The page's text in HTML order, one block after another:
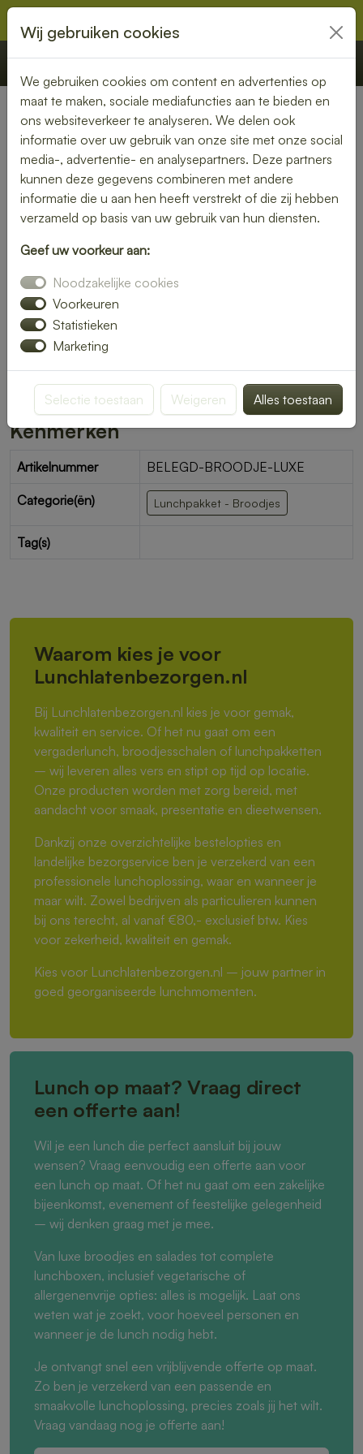
€ 0,00 Offerte Bestellen
« Terug naar Lunchpakket - Broodjes
Belegd broodje - Luxe
€ 4,13
Aantal:
Toevoegen aan de winkelwagen
Kenmerken
Artikelnummer BELEGD-BROODJE-LUXE
Categorie(ën) Lunchpakket - Broodjes
Tag(s)
Waarom kies je voor
Lunchlatenbezorgen.nl
Bij Lunchlatenbezorgen.nl kies je voor gemak,
kwaliteit en service. Of het nu gaat om een
vergaderlunch, broodjesschalen of lunchpakketten
– wij leveren alles vers en stipt op tijd op locatie.
Onze producten worden met zorg bereid, met
aandacht voor smaak, presentatie en dieetwensen.
Dankzij onze overzichtelijke bestelopties en
landelijke bezorgservice ben je verzekerd van een
professionele lunchoplossing, waar en wanneer je
maar wilt. Zowel bedrijven als particulieren kunnen
bij ons terecht, al vanaf €80,- exclusief btw. Kies
voor zekerheid, kwaliteit en gemak.
Kies voor Lunchlatenbezorgen.nl – jouw partner in
goed georganiseerde lunchmomenten.
Lunch op maat? Vraag direct
een offerte aan!
Wil je een lunch die perfect aansluit bij jouw
wensen? Vraag eenvoudig een offerte aan voor
een lunch op maat. Of het nu gaat om een zakelijke
bijeenkomst, evenement of feestelijke gelegenheid
– wij denken graag met je mee.
Van luxe broodjes en salades tot complete
lunchboxen, inclusief vegetarische of
allergenenvrije opties: alles is mogelijk. Laat ons
weten wat je zoekt, voor hoeveel personen en
wanneer je de lunch nodig hebt.
Je ontvangt snel een vrijblijvende offerte op maat.
Zo ben je verzekerd van een passende en
smaakvolle lunchoplossing, precies zoals jij het wilt.
Vraag vandaag nog je offerte aan!
Wij gebruiken cookies
We gebruiken cookies om content en advertenties op
maat te maken, sociale mediafuncties aan te bieden en
ons websiteverkeer te analyseren. We delen ook
informatie over uw gebruik van onze site met onze social
media-, advertentie- en analysepartners. Deze partners
kunnen deze gegevens combineren met andere
informatie die u aan hen heeft verstrekt of die zij hebben
verzameld op basis van uw gebruik van hun diensten.
Geef uw voorkeur aan:
Noodzakelijke cookies
Voorkeuren
Statistieken
Marketing
Selectie toestaan Weigeren Alles toestaan